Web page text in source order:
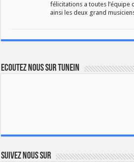
félicitations a toutes l’équipe
ainsi les deux grand
Ecoutez nous sur TuneIn
Suivez nous sur